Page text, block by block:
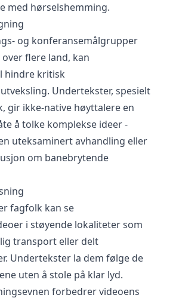
med hørselshemming.
og konferansemålgrupper
flere land, kan
hindre kritisk
Undertekster, spesielt
gir ikke-native høyttalere en
å tolke komplekse ideer -
uteksaminert avhandling eller
om banebrytende
fagfolk kan se
i støyende lokaliteter som
transport eller delt
Undertekster la dem følge de
uten å stole på klar lyd.
forbedrer videoens